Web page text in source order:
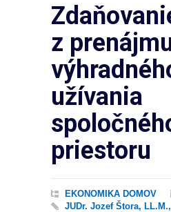
z
užívania
priestoru
EKONOMIKA DOMOV
JUDr. Jozef Štora,